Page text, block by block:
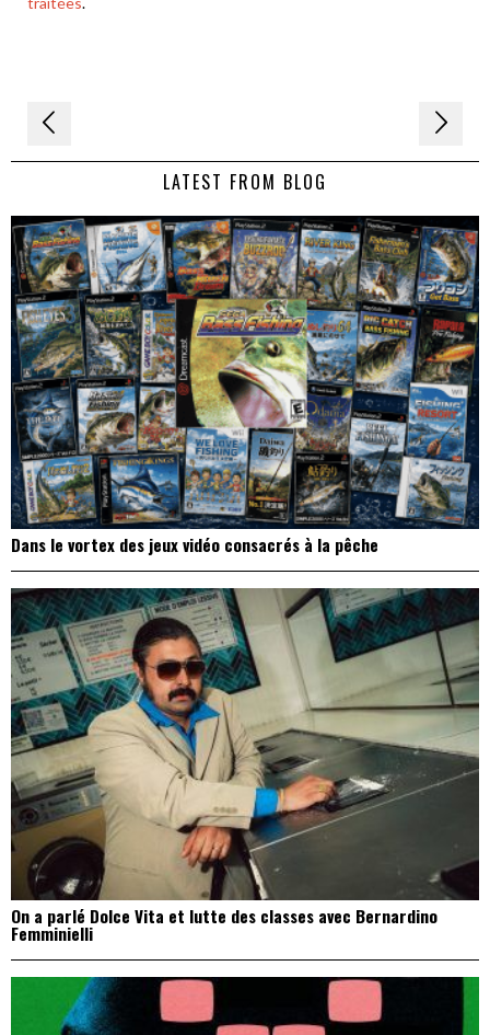
Navigation
de LATEST FROM BLOG
Dans le vortex des jeux vidéo consacrés à la pêche
On a parlé Dolce Vita et lutte des classes avec Bernardino
Femminielli